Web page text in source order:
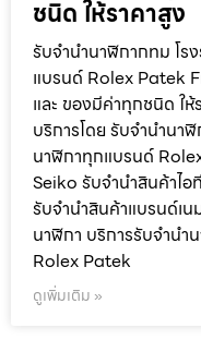
ชนิด ให้ราคาสูง
รับจำนำนาฬิกากทม โร
แบรนด์ Rolex Patek
และ ของมีค่าทุกชนิด ใ
บริการโดย รับจํานํานา
นาฬิกาทุกแบรนด์
Seiko รับจำนำสินค้าไ
รับจำนำสินค้าแบรนด์เน
นาฬิกา บริการรับจำนำ
Rolex Patek
ดูเพิ่มเติม »